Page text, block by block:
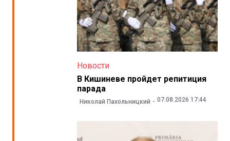
Новости
В Кишиневе пройдет репитиция
парада
Николай Пахольницкий 07.08.2026 17:44